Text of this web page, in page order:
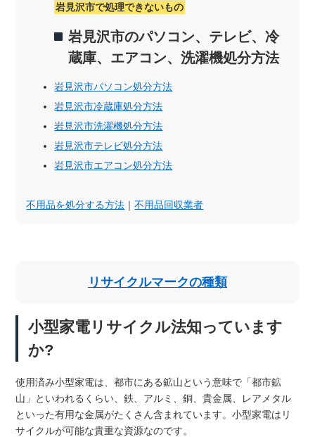
岩見沢市で処理できないもの
岩見沢市のパソコン、テレビ、冷
蔵庫、エアコン、洗濯機処分方法
岩見沢市パソコン処分方法
岩見沢市冷蔵庫処分方法
岩見沢市洗濯機処分方法
岩見沢市テレビ処分方法
岩見沢市エアコン処分方法
不用品を処分する方法 ｜不用品回収業者
リサイクルマークの種類
小型家電リサイクル法知っています
か?
使用済み小型家電は、都市にある鉱山という意味で「都市鉱
山」といわれるくらい、鉄、アルミ、銅、貴金属、レアメタル
といった有用な金属がたくさん含まれています。小型家電はリ
サイクルが可能な貴重な資源なのです。